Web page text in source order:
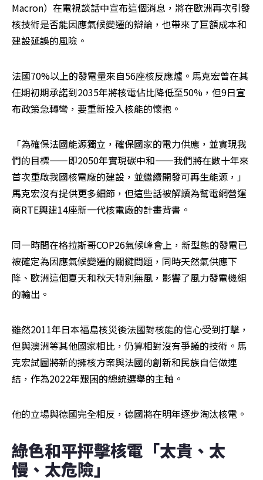
Macron）在電視談話中宣布這個消息，將在歐洲再次引發
核技術是否能因應氣候變遷的辯論，也帶來了巨額成本和
建設延誤的風險。
法國70%以上的發電量來自56座核反應爐。馬克宏曾在其
任期初期承諾到2035年將核電佔比降低至50%，但9日宣
布政策急轉彎，要重新投入核能的懷抱。
「為確保法國能源獨立，確保國家的電力供應，並實現我
們的目標——即2050年實現碳中和——我們將在數十年來
首次重啟我國核電廠的建設，並繼續開發可再生能源，」
馬克宏沒有提供更多細節，但這些話被解讀為幫電網營運
商RTE興建14座新一代核電廠的計畫背書。
同一時間在格拉斯哥COP26氣候峰會上，新型態的發電已
被確定為因應氣候變遷的關鍵問題，同時天然氣供應下
降、歐洲這個夏天和秋天特別無風，影響了風力發電機組
的輸出。
雖然2011年日本福島核災後法國對核能的信心受到打擊，
但與澳洲等其他國家相比，仍算相對沒有爭議的技術。馬
克宏試圖將新的擁核方案與法國的創新和民族自信做連
結，作為2022年艱困的總統選舉的主軸。
他的立場與德國完全相反，德國將在明年逐步淘汰核電。
綠色和平抨擊核電「太貴、太
慢、太危險」